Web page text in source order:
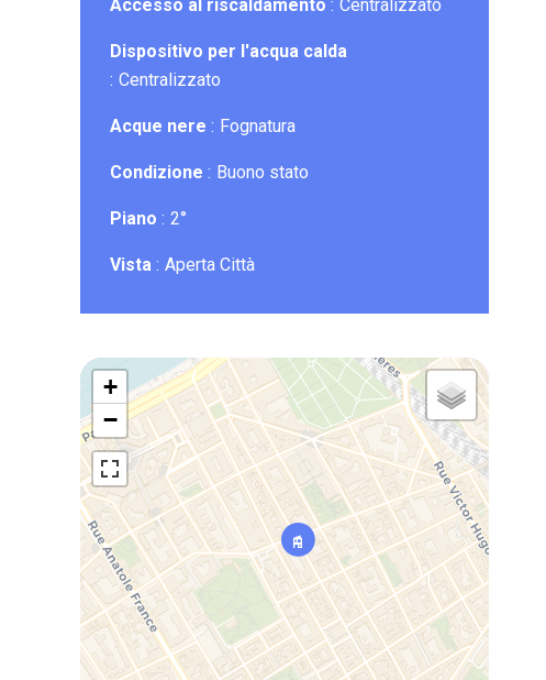
Accesso al riscaldamento Centralizzato
Dispositivo per l'acqua calda
Centralizzato
Acque nere Fognatura
Condizione Buono stato
Piano 2°
Vista Aperta Città
+
−